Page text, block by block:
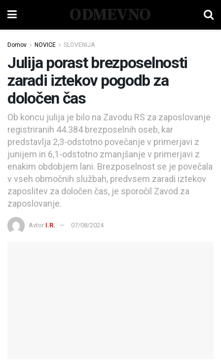
ODMEVNO
Domov NOVICE SLOVENIJA
Julija porast brezposelnosti
zaradi iztekov pogodb za
določen čas
Ob koncu julija je bilo na Zavodu RS za zaposlovanje
registriranih 44.384 brezposelnih oseb, kar
predstavlja 2,3-odstotno povečanje v primerjavi z
junijem in 6,1-odstotno zmanjšanje v primerjavi z
enakim obdobjem lani. Brezposelnost se je povečala
v vseh območnih službah, predvsem zaradi iztekov
zaposlitev za določen čas, je sporočil Zavod za
zaposlovanje.
Avtor I.R. 07/08/2024